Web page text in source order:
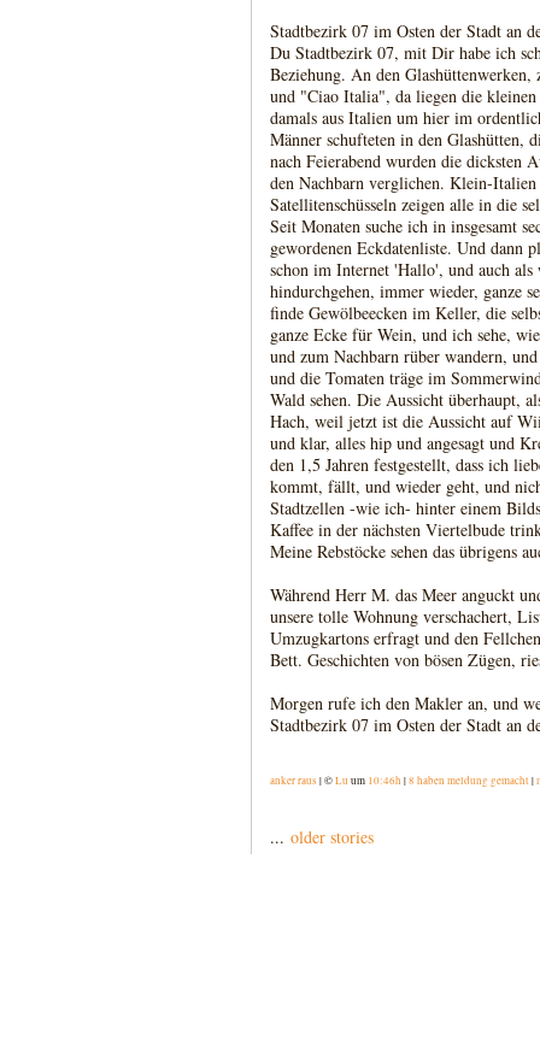
Stadtbezirk 07 im Osten der Stadt an
Du Stadtbezirk 07, mit Dir habe ich
Beziehung. An den
und "Ciao Italia", da liegen die
damals aus Italien um hier im
Männer schufteten in den Glashütten,
nach Feierabend wurden die dicksten
den Nachbarn verglichen. Klein-
Satellitenschüsseln zeigen alle in die
Seit Monaten suche ich in insgesamt
gewordenen Eckdatenliste. Und dann
schon im Internet 'Hallo', und auch
hindurchgehen, immer wieder, ganze
finde Gewölbeecken im Keller, die
ganze Ecke für Wein, und ich sehe,
und zum Nachbarn rüber wandern,
und die Tomaten träge im
Wald sehen. Die Aussicht überhaupt,
Hach, weil jetzt ist die Aussicht auf
und klar, alles hip und angesagt und
den 1,5 Jahren festgestellt, dass ich
kommt, fällt, und wieder geht, und
Stadtzellen -wie ich- hinter einem
Kaffee in der nächsten Viertelbude
Meine Rebstöcke sehen das übrigens
Während Herr M. das Meer anguckt
unsere tolle Wohnung verschachert,
Umzugkartons erfragt und den
Bett. Geschichten von bösen Zügen,
Morgen rufe ich den Makler an, und
Stadtbezirk 07 im Osten der Stadt an
anker raus | ©Lu um 10:46h |8 haben meldung gemacht|
... older stories